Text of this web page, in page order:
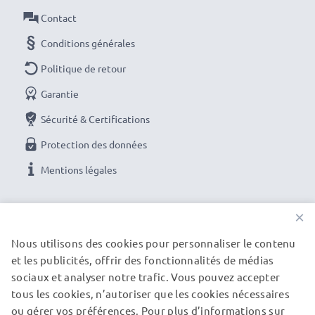
Contact
Conditions générales
Politique de retour
Garantie
Sécurité & Certifications
Protection des données
Mentions légales
NOS PARTENAIRES DE LIVRAISON
×
Nous utilisons des cookies pour personnaliser le contenu
et les publicités, offrir des fonctionnalités de médias
sociaux et analyser notre trafic. Vous pouvez accepter
tous les cookies, n’autoriser que les cookies nécessaires
ou gérer vos préférences. Pour plus d’informations sur